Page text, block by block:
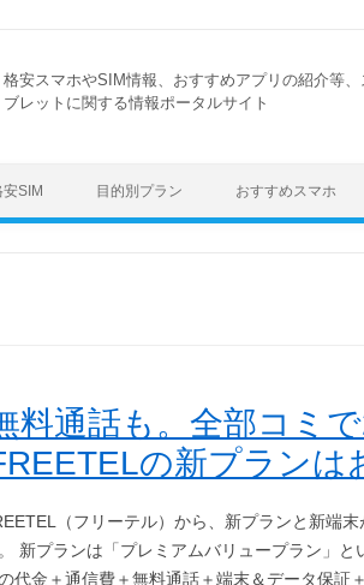
格安スマホやSIM情報、おすすめアプリの紹介等
ブレットに関する情報ポータルサイト
SIM 目的別プラン おすすめスマホ
料通話も。全部コミ
の新プランは
（フリーテル）から、新プランと新端末
新プランは「プレミアムバリュープラン」と
代金＋通信費＋無料通話＋端末＆データ保証